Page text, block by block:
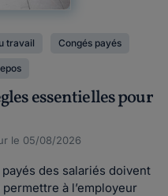
travail Congés payés
essentielles pour
le 05/08/2026
des salariés doivent
à l’employeur